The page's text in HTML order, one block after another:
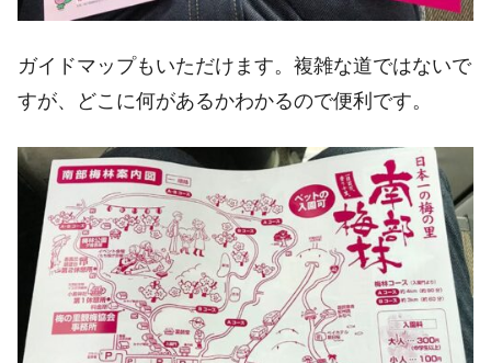
ガイドマップもいただけます。複雑な道ではないで
すが、どこに何があるかわかるので便利です。